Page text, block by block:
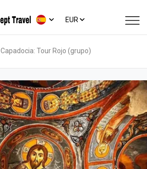
EUR
Capadocia: Tour Rojo (grupo)